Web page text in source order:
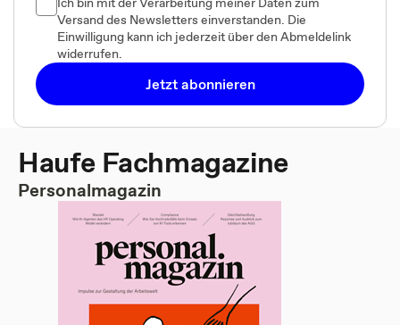
Versand des Newsletters einverstanden. Die
Einwilligung kann ich jederzeit über den Abmeldelink
widerrufen.
Jetzt abonnieren
Haufe Fachmagazine
Personalmagazin